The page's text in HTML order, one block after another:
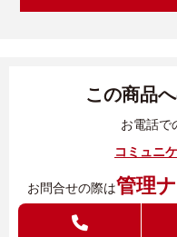
この商品
お電話で
コミュニ
お問合せの際は管理